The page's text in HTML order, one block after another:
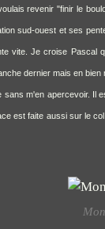
revenir "finir le
sud-ouest et ses
vite. Je croise Pascal
dernier mais en
m'en apercevoir. Il
est faite aussi sur le